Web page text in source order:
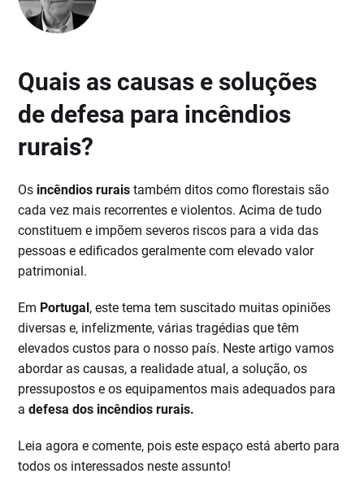
Quais as causas e soluções
de defesa para incêndios
rurais?
Os incêndios rurais também ditos como florestais são
cada vez mais recorrentes e violentos. Acima de tudo
constituem e impõem severos riscos para a vida das
pessoas e edificados geralmente com elevado valor
patrimonial.
Em Portugal, este tema tem suscitado muitas opiniões
diversas e, infelizmente, várias tragédias que têm
elevados custos para o nosso país. Neste artigo vamos
abordar as causas, a realidade atual, a solução, os
pressupostos e os equipamentos mais adequados para
adefesa dos incêndios rurais.
Leia agora e comente, pois este espaço está aberto para
todos os interessados neste assunto!